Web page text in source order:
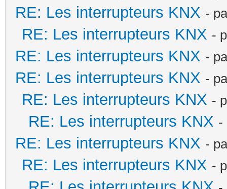
RE: Les interrupteurs KNX -
RE: Les interrupteurs KNX -
RE: Les interrupteurs KNX -
RE: Les interrupteurs KNX -
RE: Les interrupteurs KNX -
RE: Les interrupteurs KNX -
RE: Les interrupteurs KNX -
RE: Les interrupteurs KNX -